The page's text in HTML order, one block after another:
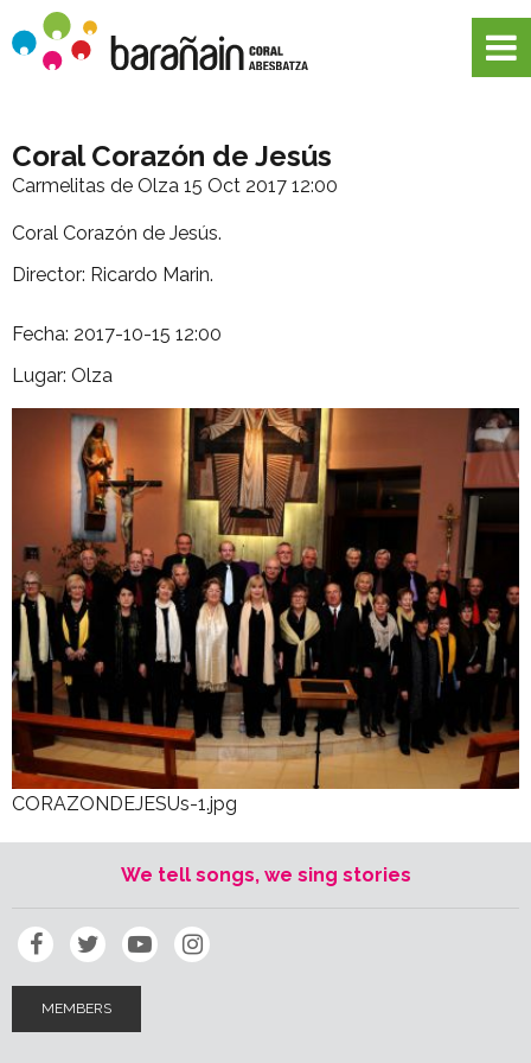
Coral Corazón de Jesús
Carmelitas de Olza 15 Oct 2017 12:00
Coral Corazón de Jesús.
Director: Ricardo Marin.
Fecha: 2017-10-15 12:00
Lugar: Olza
CORAZONDEJESUs-1.jpg
We tell songs, we sing stories
MEMBERS